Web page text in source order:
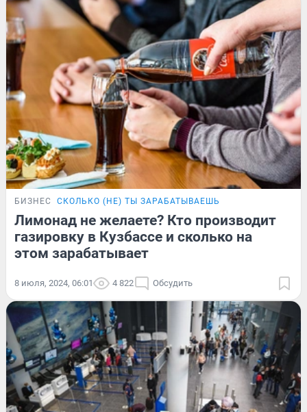
БИЗНЕС СКОЛЬКО (НЕ) ТЫ ЗАРАБАТЫВАЕШЬ
Лимонад не желаете? Кто производит
газировку в Кузбассе и сколько на
этом зарабатывает
8 июля, 2024, 06:01 4 822 Обсудить